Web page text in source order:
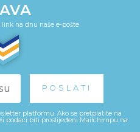
na dnu naše e-pošte
platformu. Ako se pretplatite na
podaci biti proslijeđeni Mailchimpu na